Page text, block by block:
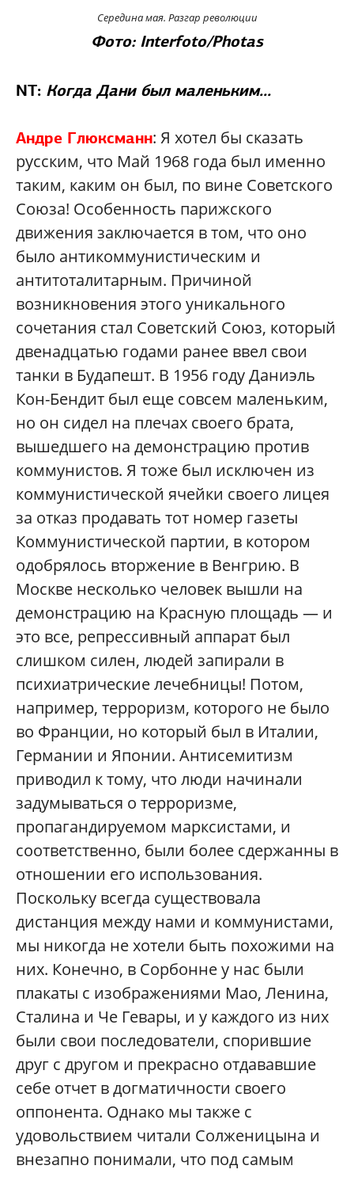
Середина мая. Разгар революции
Фото: Interfoto/Photas
NT: Когда Дани был маленьким...
Андре Глюксманн: Я хотел бы сказать
русским, что Май 1968 года был именно
таким, каким он был, по вине Советского
Союза! Особенность парижского
движения заключается в том, что оно
было антикоммунистическим и
антитоталитарным. Причиной
возникновения этого уникального
сочетания стал Советский Союз, который
двенадцатью годами ранее ввел свои
танки в Будапешт. В 1956 году Даниэль
Кон-Бендит был еще совсем маленьким,
но он сидел на плечах своего брата,
вышедшего на демонстрацию против
коммунистов. Я тоже был исключен из
коммунистической ячейки своего лицея
за отказ продавать тот номер газеты
Коммунистической партии, в котором
одобрялось вторжение в Венгрию. В
Москве несколько человек вышли на
демонстрацию на Красную площадь — и
это все, репрессивный аппарат был
слишком силен, людей запирали в
психиатрические лечебницы! Потом,
например, терроризм, которого не было
во Франции, но который был в Италии,
Германии и Японии. Антисемитизм
приводил к тому, что люди начинали
задумываться о терроризме,
пропагандируемом марксистами, и
соответственно, были более сдержанны в
отношении его использования.
Поскольку всегда существовала
дистанция между нами и коммунистами,
мы никогда не хотели быть похожими на
них. Конечно, в Сорбонне у нас были
плакаты с изображениями Мао, Ленина,
Сталина и Че Гевары, и у каждого из них
были свои последователи, спорившие
друг с другом и прекрасно отдававшие
себе отчет в догматичности своего
оппонента. Однако мы также с
удовольствием читали Солженицына и
внезапно понимали, что под самым